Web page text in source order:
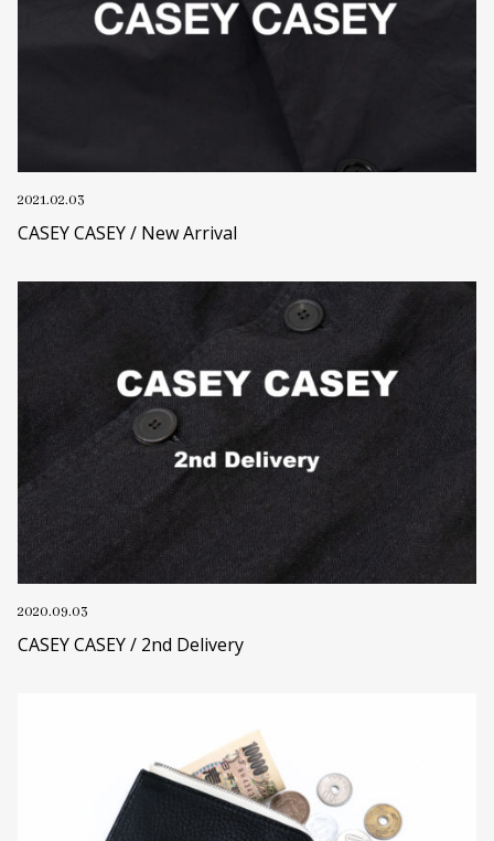
2021.02.03
CASEY CASEY / New Arrival
2020.09.03
CASEY CASEY / 2nd Delivery